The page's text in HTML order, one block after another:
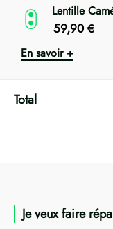
Lentille
59,90 €
En savoir +
Je veux faire